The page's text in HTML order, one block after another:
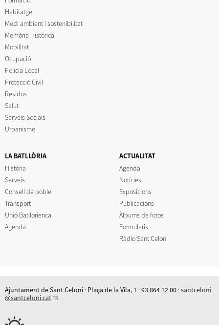
Habitatge
Medi ambient i sostenibilitat
Memòria Històrica
Mobilitat
Ocupació
Policia Local
Protecció Civil
Residus
Salut
Serveis Socials
Urbanisme
LA BATLLÒRIA
Història
Serveis
Consell de poble
Transport
Unió Batllorienca
Agenda
ACTUALITAT
Agenda
Notícies
Exposicions
Publicacions
Àlbums de fotos
Formularis
Ràdio Sant Celoni
Ajuntament de Sant Celoni · Plaça de la Vila, 1 · 93 864 12 00 ·santceloni
@santceloni.cat